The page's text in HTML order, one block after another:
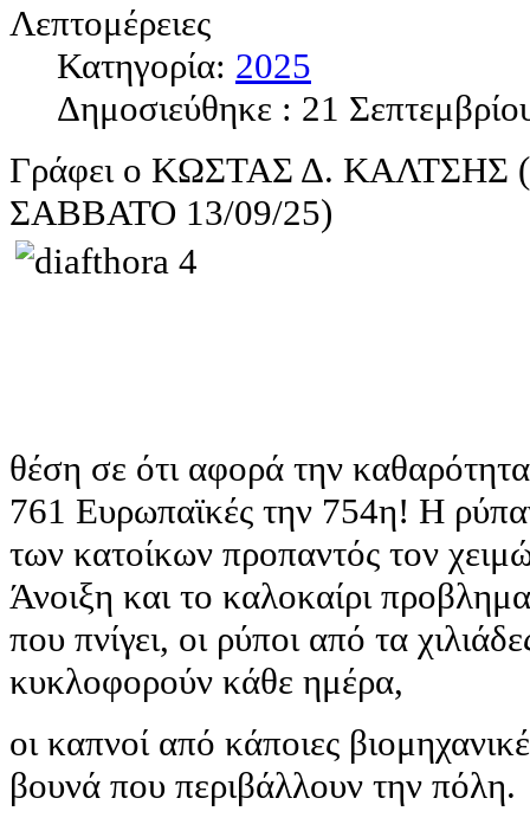
Λεπτομέρειες
Κατηγορία: 2025
Δημοσιεύθηκε : 21
Γράφει ο ΚΩΣΤΑΣ Δ.
ΣΑΒΒΑΤΟ 13/09/25)
θέση σε ότι αφορά την
761 Ευρωπαϊκές την 754η! Η
των κατοίκων προπαντός τον
Άνοιξη και το καλοκαίρι
που πνίγει, οι ρύποι από τα
κυκλοφορούν κάθε ημέρα,
οι καπνοί από κάποιες
βουνά που περιβάλλουν την πόλη.